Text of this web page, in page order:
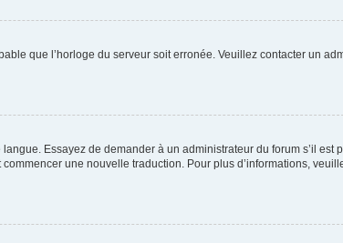
que l’horloge du serveur soit erronée. Veuillez contacter un
Essayez de demander à un administrateur du forum s’il est
une nouvelle traduction. Pour plus d’informations,